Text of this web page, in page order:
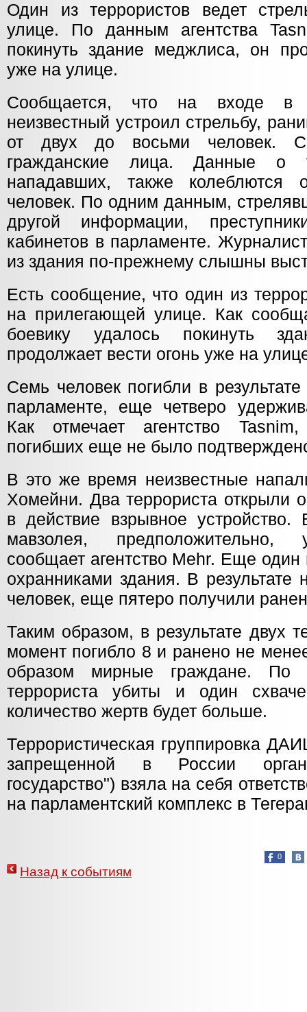
Один из террористов ведет
улице. По данным агентства
покинуть здание меджлиса, он
уже на улице.
Сообщается, что на входе в
неизвестный устроил стрельбу,
от двух до восьми человек.
гражданские лица. Данные о
нападавших, также колеблются
человек. По одним данным,
другой информации,
кабинетов в парламенте.
из здания по-прежнему слышны
Есть сообщение, что один из
на прилегающей улице. Как
боевику удалось покинуть
продолжает вести огонь уже на
Семь человек погибли в
парламенте, еще четверо
Как отмечает агентство
погибших еще не было
В это же время неизвестные
Хомейни. Два террориста открыли
в действие взрывное устройство.
мавзолея, предположительно,
сообщает агентство Mehr. Еще
охранниками здания. В результате
человек, еще пятеро получили
Таким образом, в результате двух
момент погибло 8 и ранено не
образом мирные граждане.
террориста убиты и один
количество жертв будет больше.
Террористическая группировка
запрещенной в России
государство") взяла на себя
на парламентский комплекс в
0
Назад к событиям